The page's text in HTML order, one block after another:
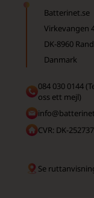
Batterinet.se
Virkevangen
DK-8960
Danmark
084 030 0144
oss ett mejl)
CVR: DK-
Se